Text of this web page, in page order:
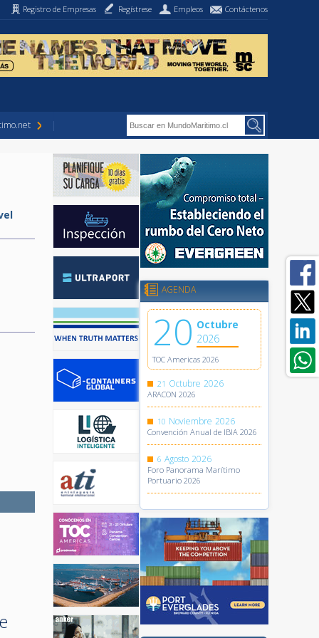
Registro de Empresas Regístrese Empleos Contáctenos
AGENDA
20 Octubre
2026
TOC Americas 2026
21 Octubre 2026
ARACON 2026
10 Noviembre 2026
Convención Anual de IBIA 2026
6 Agosto 2026
Foro Panorama Marítimo
Portuario 2026